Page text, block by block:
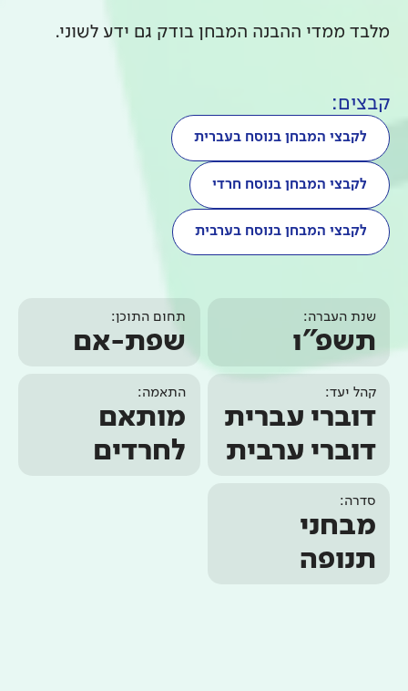
מלבד ממדי ההבנה המבחן בודק גם ידע לשוני.
קבצים:
לקבצי המבחן בנוסח בעברית
לקבצי המבחן בנוסח חרדי
לקבצי המבחן בנוסח בערבית
שנת העברה:
תשפ"ו
תחום התוכן:
שפת-אם
קהל יעד:
דוברי עברית
דוברי ערבית
התאמה:
מותאם
לחרדים
סדרה:
מבחני
תנופה